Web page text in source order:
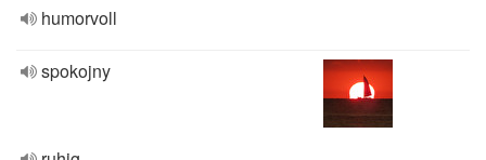
humorvoll
spokojny